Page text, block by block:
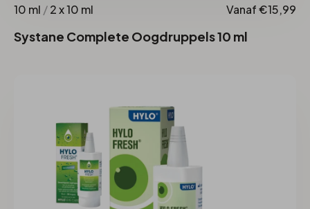
10 ml /2 x 10 ml Vanaf €15,99
Systane Complete Oogdruppels 10 ml